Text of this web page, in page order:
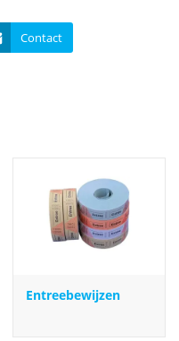
Contact
Entreebewijzen